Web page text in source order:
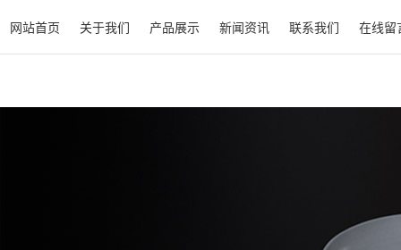
网站首页 关于我们 产品展示 新闻资讯 联系我们 在线留